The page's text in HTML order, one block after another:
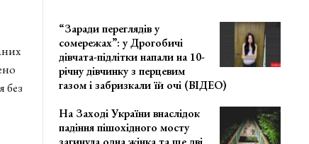
без
“Заради переглядів у
сомережах”: у Дрогобичі
дівчата-підлітки напали на 10-
річну дівчинку з перцевим
газом і забризкали їй очі (ВІДЕО)
На Заході України внаслідок
падіння пішохідного мосту